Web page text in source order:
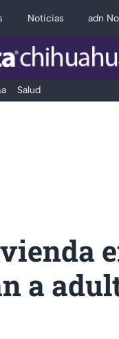
Noticias adn
Salud
a